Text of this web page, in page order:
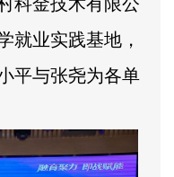
科金技术有限公
就业实践基地，
平与张尧为各单